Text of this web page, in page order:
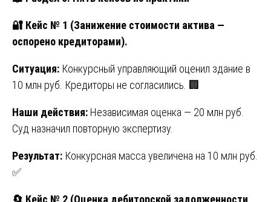
🔐 Кейс № 1 (Занижение стоимости актива —
оспорено кредиторами).
Ситуация: Конкурсный управляющий оценил здание в
10 млн руб. Кредиторы не согласились. 🏢
Наши действия: Независимая оценка — 20 млн руб.
Суд назначил повторную экспертизу.
Результат: Конкурсная масса увеличена на 10 млн руб.
✅
🔄 Кейс № 2 (Оценка дебиторской задолженности